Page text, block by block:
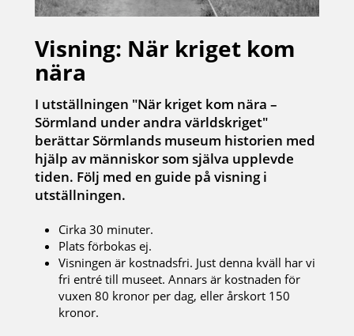
Visning: När kriget kom
nära
I utställningen "När kriget kom nära –
Sörmland under andra världskriget"
berättar Sörmlands museum historien med
hjälp av människor som själva upplevde
tiden. Följ med en guide på visning i
utställningen.
Cirka 30 minuter.
Plats förbokas ej.
Visningen är kostnadsfri. Just denna kväll har vi
fri entré till museet. Annars är kostnaden för
vuxen 80 kronor per dag, eller årskort 150
kronor.